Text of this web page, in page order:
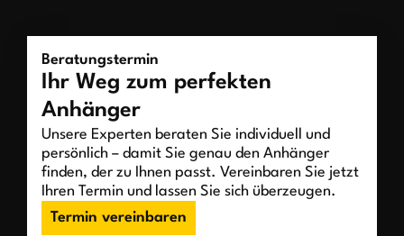
Beratungstermin
Ihr Weg zum perfekten
Anhänger
Unsere Experten beraten Sie individuell und
persönlich – damit Sie genau den Anhänger
finden, der zu Ihnen passt. Vereinbaren Sie jetzt
Ihren Termin und lassen Sie sich überzeugen.
Termin vereinbaren